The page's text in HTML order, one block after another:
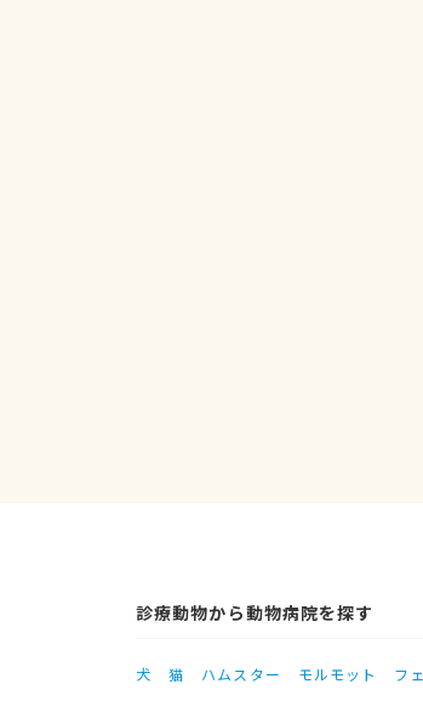
診療動物から動物病院を探す
犬 猫 ハムスター モルモット フ